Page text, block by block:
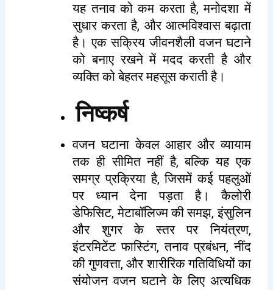
यह तनाव को कम करता है, मनोदशा में
सुधार करता है, और आत्मविश्वास बढ़ाता
है। एक सक्रिय जीवनशैली वजन घटाने
को बनाए रखने में मदद करती है और
व्यक्ति को बेहतर महसूस कराती है।
निष्कर्ष
वजन घटाना केवल आहार और व्यायाम
तक ही सीमित नहीं है, बल्कि यह एक
समग्र प्रक्रिया है, जिसमें कई पहलुओं
पर ध्यान देना पड़ता है। कैलोरी
डेफिसिट, मेटाबॉलिज्म की समझ, इंसुलिन
और शुगर के स्तर पर नियंत्रण,
इंटरमिटेंट फास्टिंग, तनाव प्रबंधन, नींद
की गुणवत्ता, और शारीरिक गतिविधियों का
संयोजन वजन घटाने के लिए अत्यधिक